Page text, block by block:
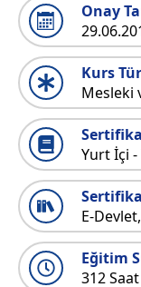
Onay
Kurs
Mesleki
Yurt İçi -
E-
Eğitim
312 Saat